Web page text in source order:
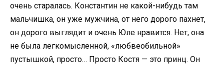
очень старалась. Константин не какой-нибудь там
мальчишка, он уже мужчина, от него дорого пахнет,
он дорого выглядит и очень Юле нравится. Нет, она
не была легкомысленной, «любвеобильной»
пустышкой, просто… Просто Костя — это принц. Он